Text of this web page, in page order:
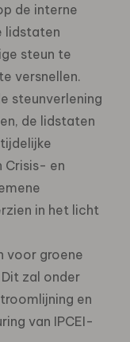
de interne
lidstaten
steun te
versnellen.
steunverlening
de lidstaten
Crisis- en
in het licht
voor groene
zal onder
en
van IPCEI-